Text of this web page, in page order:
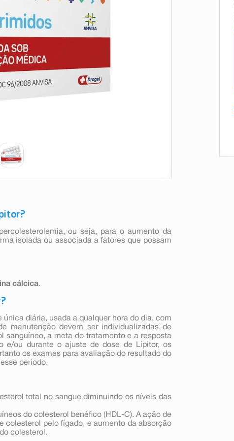
ou seja, para o aumento da
isolada ou associada a fatores que possam
cálcica.
diária, usada a qualquer hora do dia, com
manutenção devem ser individualizadas de
sanguíneo, a meta do tratamento e a resposta
e/ou durante o ajuste de dose de Lípitor, os
os exames para avaliação do resultado do
período.
total no sangue diminuindo os níveis das
do colesterol benéfico (HDL-C). A ação de
colesterol pelo fígado, e aumento da absorção
colesterol.